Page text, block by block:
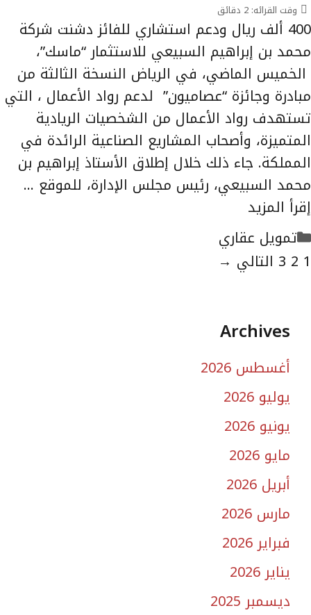
وقت القرائه: 2 دقائق
400 ألف ريال ودعم استشاري للفائز دشنت شركة
محمد بن إبراهيم السبيعي للاستثمار “ماسك”،
الخميس الماضي، في الرياض النسخة الثالثة من
مبادرة وجائزة “عصاميون” لدعم رواد الأعمال ، التي
تستهدف رواد الأعمال من الشخصيات الريادية
المتميزة، وأصحاب المشاريع الصناعية الرائدة في
المملكة. جاء ذلك خلال إطلاق الأستاذ إبراهيم بن
محمد السبيعي، رئيس مجلس الإدارة، للموقع …
إقرأ المزيد
التصنيفات
تمويل عقاري
الصفحة
1 الصفحة
2 الصفحة
3 التالي →
Archives
أغسطس 2026
يوليو 2026
يونيو 2026
مايو 2026
أبريل 2026
مارس 2026
فبراير 2026
يناير 2026
ديسمبر 2025